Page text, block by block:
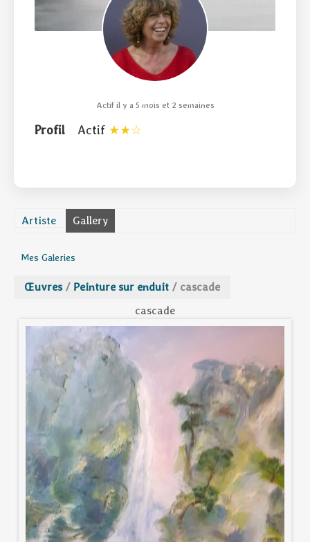
Actif il y a 5 mois et 2 semaines
Profil Actif
Artiste Gallery
Mes Galeries
Œuvres / Peinture sur enduit / cascade
cascade